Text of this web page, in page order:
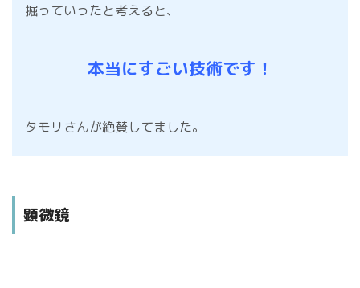
掘っていったと考えると、
本当にすごい技術です！
タモリさんが絶賛してました。
顕微鏡